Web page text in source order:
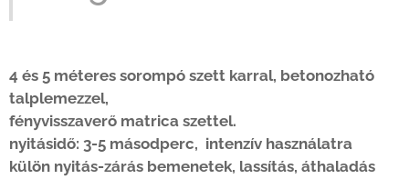
4 és 5 méteres sorompó szett karral, betonozható
talplemezzel,
fényvisszaverő matrica szettel.
nyitásidő: 3-5 másodperc, intenzív használatra
külön nyitás-zárás bemenetek, lassítás, áthaladás